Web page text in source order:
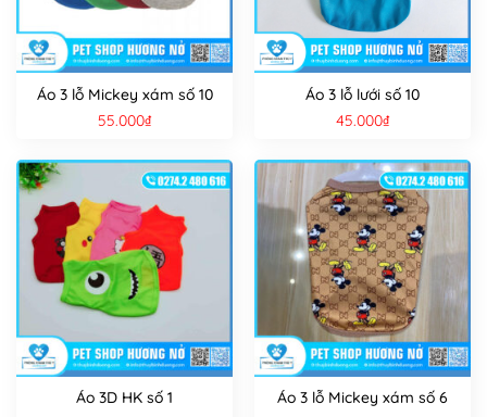
Áo 3 lỗ Mickey xám số 10
55.000₫
Áo 3 lỗ lưới số 10
45.000₫
Áo 3D HK số 1
Áo 3 lỗ Mickey xám số 6